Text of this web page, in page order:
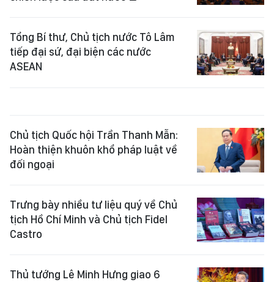
Tổng Bí thư, Chủ tịch nước Tô Lâm
tiếp đại sứ, đại biện các nước
ASEAN
Chủ tịch Quốc hội Trần Thanh Mẫn:
Hoàn thiện khuôn khổ pháp luật về
đối ngoại
Trưng bày nhiều tư liệu quý về Chủ
tịch Hồ Chí Minh và Chủ tịch Fidel
Castro
Thủ tướng Lê Minh Hưng giao 6